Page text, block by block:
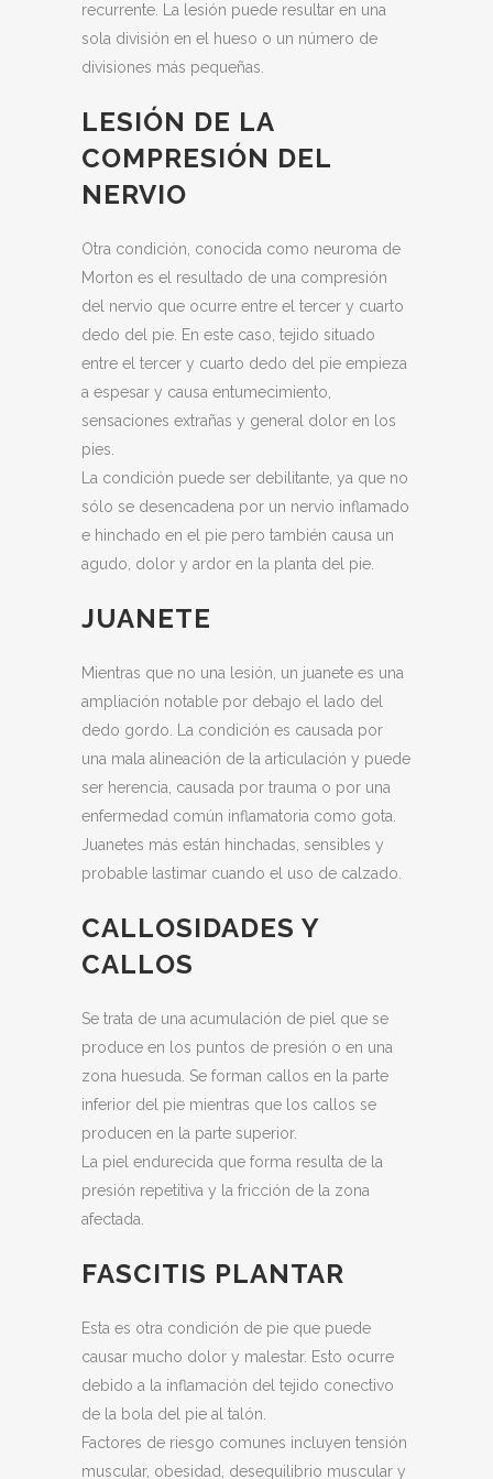
recurrente. La lesión puede resultar en una
sola división en el hueso o un número de
divisiones más pequeñas.
LESIÓN DE LA
COMPRESIÓN DEL
NERVIO
Otra condición, conocida como neuroma de
Morton es el resultado de una compresión
del nervio que ocurre entre el tercer y cuarto
dedo del pie. En este caso, tejido situado
entre el tercer y cuarto dedo del pie empieza
a espesar y causa entumecimiento,
sensaciones extrañas y general dolor en los
pies.
La condición puede ser debilitante, ya que no
sólo se desencadena por un nervio inflamado
e hinchado en el pie pero también causa un
agudo, dolor y ardor en la planta del pie.
JUANETE
Mientras que no una lesión, un juanete es una
ampliación notable por debajo el lado del
dedo gordo. La condición es causada por
una mala alineación de la articulación y puede
ser herencia, causada por trauma o por una
enfermedad común inflamatoria como gota.
Juanetes más están hinchadas, sensibles y
probable lastimar cuando el uso de calzado.
CALLOSIDADES Y
CALLOS
Se trata de una acumulación de piel que se
produce en los puntos de presión o en una
zona huesuda. Se forman callos en la parte
inferior del pie mientras que los callos se
producen en la parte superior.
La piel endurecida que forma resulta de la
presión repetitiva y la fricción de la zona
afectada.
FASCITIS PLANTAR
Esta es otra condición de pie que puede
causar mucho dolor y malestar. Esto ocurre
debido a la inflamación del tejido conectivo
de la bola del pie al talón.
Factores de riesgo comunes incluyen tensión
muscular, obesidad, desequilibrio muscular y